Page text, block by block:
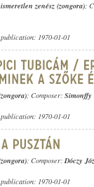
ismeretlen zenész (zongora);
1970-01-01
; Composer: Simonffy
1970-01-01
; Composer:Dóczy
1970-01-01